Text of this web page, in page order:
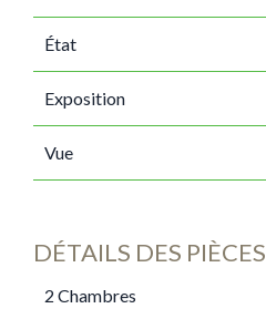
État
Exposition
Vue
DÉTAILS DES PIÈCES
2 Chambres